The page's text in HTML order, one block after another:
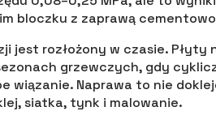
bloczku z zaprawą
jest rozłożony w czasie.
grzewczych, gdy
wiązanie. Naprawa to nie
siatka, tynk i malowanie.